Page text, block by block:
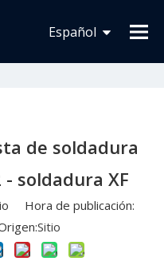
Español
de soldadura LED
de soldadura
- soldadura XF
Hora de publicación:
Sitio